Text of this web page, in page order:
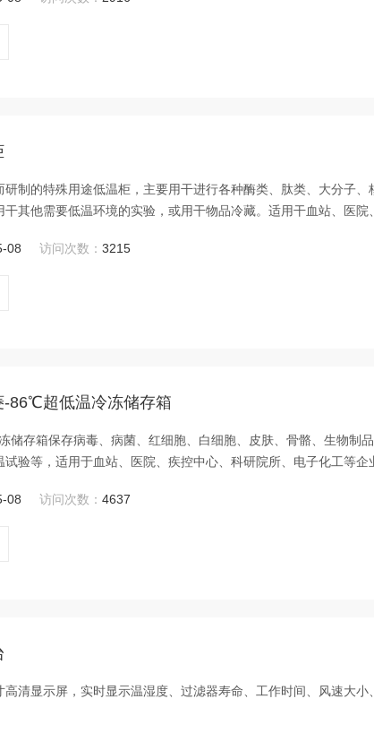
研制的特殊用途低温柜，主要用干进行各种酶类、肽类、大分子、
干其他需要低温环境的实验，或用干物品冷藏。适用干血站、医院
08 访问次数：3215
-86℃超低温冷冻储存箱
储存箱保存病毒、病菌、红细胞、白细胞、皮肤、骨骼、生物制
验等，适用于血站、医院、疾控中心、科研院所、电子化工等企
保样本储存安全。
08 访问次数：4637
高清显示屏，实时显示温湿度、过滤器寿命、工作时间、风速大小